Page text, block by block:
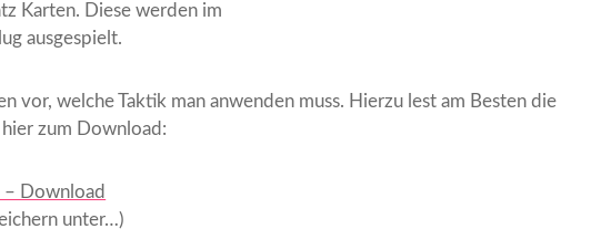
Karten. Diese werden im
ausgespielt.
vor, welche Taktik man anwenden muss. Hierzu lest am Besten die
zum Download:
– Download
unter…)